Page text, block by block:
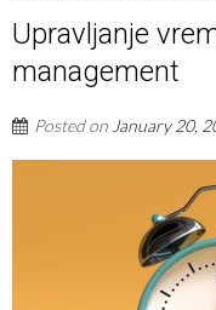
Upravljanje
management
Posted on January 20,